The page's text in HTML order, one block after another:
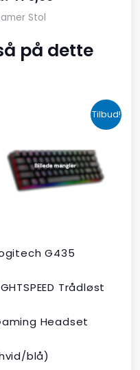
Stol
på dette
Tilbud!
G435
Trådløst
Headset
blå)
oprindelige
pris
var:
kr. 599,00.
aktuelle
pris
er:
kr. 399,00.